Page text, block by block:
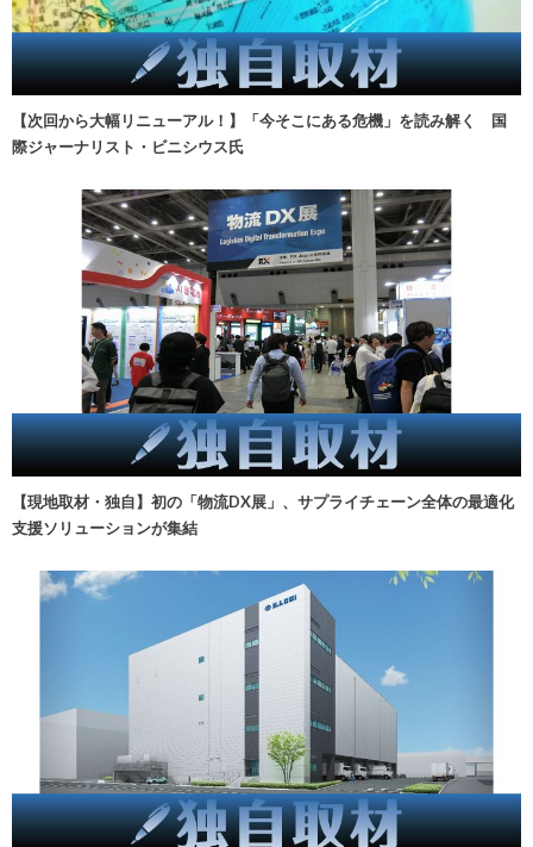
【次回から大幅リニューアル！】「今そこにある危機」を読み解く 国
際ジャーナリスト・ビニシウス氏
【現地取材・独自】初の「物流DX展」、サプライチェーン全体の最適化
支援ソリューションが集結